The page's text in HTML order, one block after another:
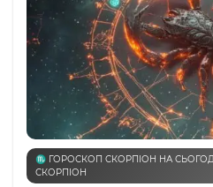
♏️ ГОРОСКОП СКОРПІОН НА
СКОРПІОН